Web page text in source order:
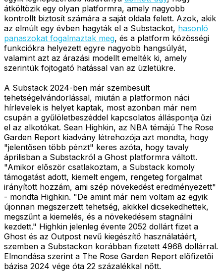
átköltözik egy olyan platformra, amely nagyobb
kontrollt biztosít számára a saját oldala felett. Azok, akik
az elmúlt egy évben hagyták el a Substackot, hasonló
panaszokat fogalmaztak meg, és a platform közösségi
funkciókra helyezett egyre nagyobb hangsúlyát,
valamint azt az árazási modellt emelték ki, amely
szerintük fojtogató hatással van az üzletükre.
A Substack 2024-ben már szembesült
tehetségelvándorlással, miután a platformon náci
hírlevelek is helyet kaptak, most azonban már nem
csupán a gyűlöletbeszéddel kapcsolatos álláspontja űzi
el az alkotókat. Sean Highkin, az NBA témájú The Rose
Garden Report kiadvány létrehozója azt mondta, hogy
"jelentősen több pénzt" keres azóta, hogy tavaly
áprilisban a Substackról a Ghost platformra váltott.
"Amikor először csatlakoztam, a Substack komoly
támogatást adott, kiemelt engem, rengeteg forgalmat
irányított hozzám, ami szép növekedést eredményezett"
- mondta Highkin. "De amint már nem voltam az egyik
újonnan megszerzett tehetség, akikkel dicsekedhettek,
megszűnt a kiemelés, és a növekedésem stagnálni
kezdett." Highkin jelenleg évente 2052 dollárt fizet a
Ghost és az Outpost nevű kiegészítő használatáért,
szemben a Substackon korábban fizetett 4968 dollárral.
Elmondása szerint a The Rose Garden Report előfizetői
bázisa 2024 vége óta 22 százalékkal nőtt.